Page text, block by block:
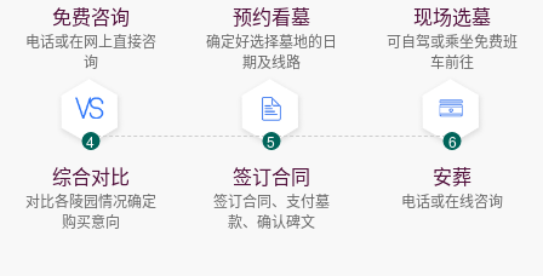
免费咨询
电话或在网上直接咨
询
预约看墓
确定好选择墓地的日
期及线路
现场选墓
可自驾或乘坐免费班
车前往
4
综合对比
对比各陵园情况确定
购买意向
5
签订合同
签订合同、支付墓
款、确认碑文
6
安葬
电话或在线咨询